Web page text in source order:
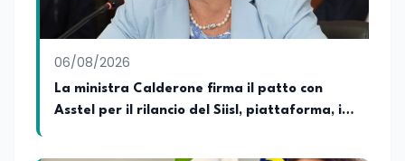
piattaforma di orientamento scuola-
lavoro basata sul modello LifeComp,
Avatar4University.Org, sistema AI per la
creazione di corsi universitari con avatar
docente, KeepYouCare.it, piattaforma di
telemedicina, telesoccorso e
telerefertazione. È inoltre Delegato della
06/08/2026
La ministra Calderone firma il patto con
Asstel per il rilancio del Siisl, piattaforma, in